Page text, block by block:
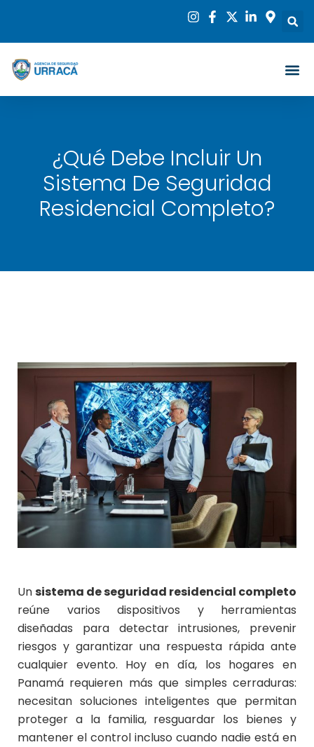
¿Qué Debe Incluir Un
Sistema De Seguridad
Residencial Completo?
Unsistema de seguridad residencial completo
reúne varios dispositivos y herramientas
diseñadas para detectar intrusiones, prevenir
riesgos y garantizar una respuesta rápida ante
cualquier evento. Hoy en día, los hogares en
Panamá requieren más que simples cerraduras:
necesitan soluciones inteligentes que permitan
proteger a la familia, resguardar los bienes y
mantener el control incluso cuando nadie está en